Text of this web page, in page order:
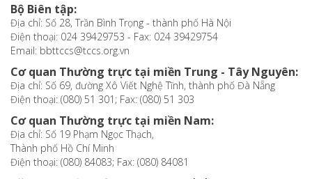
Bộ Biên tập:
Địa chỉ: Số 28, Trần Bình Trọng - thành phố Hà Nội
Điện thoại: 024 39429753 - Fax: 024 39429754
Email: bbttccs@tccs.org.vn
Cơ quan Thường trực tại miền Trung - Tây Nguyên:
Địa chỉ: Số 69, đường Xô Viết Nghệ Tĩnh, thành phố Đà Nẵng
Điện thoại: (080) 51 301; Fax: (080) 51 303
Cơ quan Thường trực tại miền Nam:
Địa chỉ: Số 19 Phạm Ngọc Thạch,
Thành phố Hồ Chí Minh
Điện thoại: (080) 84083; Fax: (080) 84081